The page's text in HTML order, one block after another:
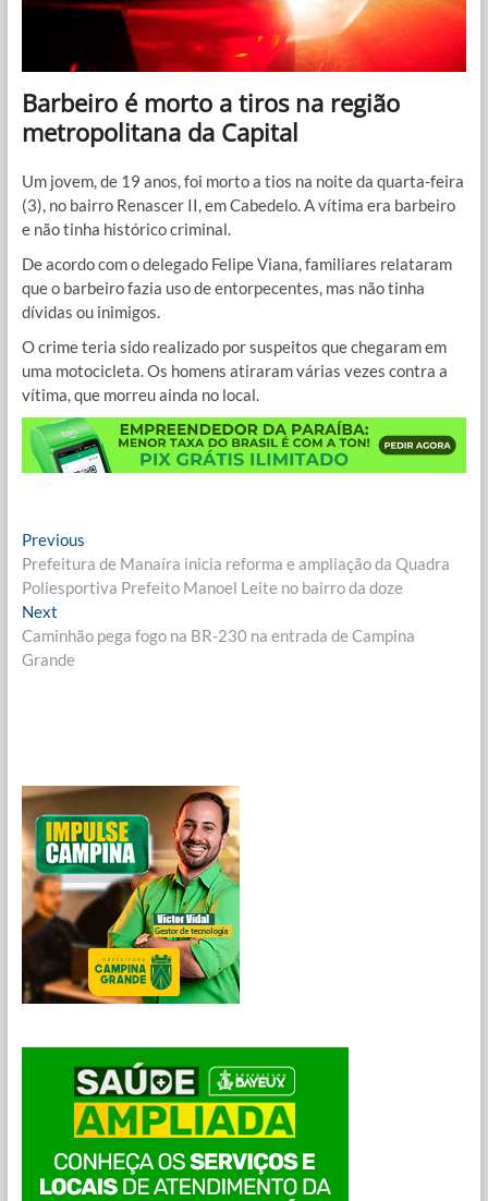
Barbeiro é morto a tiros na região
metropolitana da Capital
Um jovem, de 19 anos, foi morto a tios na noite da quarta-feira
(3), no bairro Renascer II, em Cabedelo. A vítima era barbeiro
e não tinha histórico criminal.
De acordo com o delegado Felipe Viana, familiares relataram
que o barbeiro fazia uso de entorpecentes, mas não tinha
dívidas ou inimigos.
O crime teria sido realizado por suspeitos que chegaram em
uma motocicleta. Os homens atiraram várias vezes contra a
vítima, que morreu ainda no local.
Navegação
de
Post
PreviousPrevious
post:
Prefeitura de Manaíra inicia reforma e ampliação da Quadra
Poliesportiva Prefeito Manoel Leite no bairro da doze
NextNext
post:
Caminhão pega fogo na BR-230 na entrada de Campina
Grande